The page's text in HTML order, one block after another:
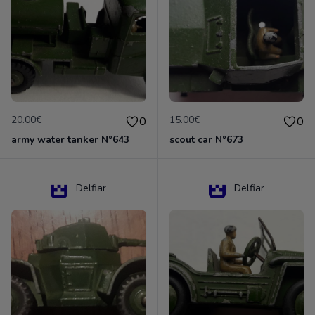
20.00€ 0
army water tanker N°643
15.00€ 0
scout car N°673
Delfiar Delfiar